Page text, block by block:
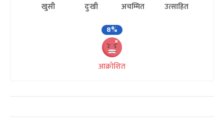
खुसी दुःखी अचम्मित
उत्साहित
8%
आक्रोशित